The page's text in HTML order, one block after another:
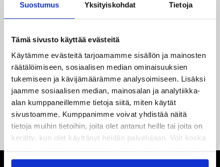
Suostumus Yksityiskohdat Tietoja
Tämä sivusto käyttää evästeitä
Käytämme evästeitä tarjoamamme sisällön ja mainosten
räätälöimiseen, sosiaalisen median ominaisuuksien
tukemiseen ja kävijämäärämme analysoimiseen. Lisäksi
jaamme sosiaalisen median, mainosalan ja analytiikka-
alan kumppaneillemme tietoja siitä, miten käytät
sivustoamme. Kumppanimme voivat yhdistää näitä
tietoja muihin tietoihin, joita olet antanut heille tai joita on
kerätty, kun olet käyttänyt heidän palvelujaan. Voit koska
tahansa kumota tai muuttaa suostumustasi evästeiden
käytöstäEvästeet-sivultamme.
27.05.2026
Reece Newkirk vahvistamaan JYP-hyökkäystä!
Jaatinen ja Liljamo jatkosopimuksiin – JYPin ja KeuPa HT:n
yhteistyö jatkuu
14.05.2026
Tuore Sveitsin mestari Juuso Arola JYP-puolustukseen
kahden vuoden sopimuksella